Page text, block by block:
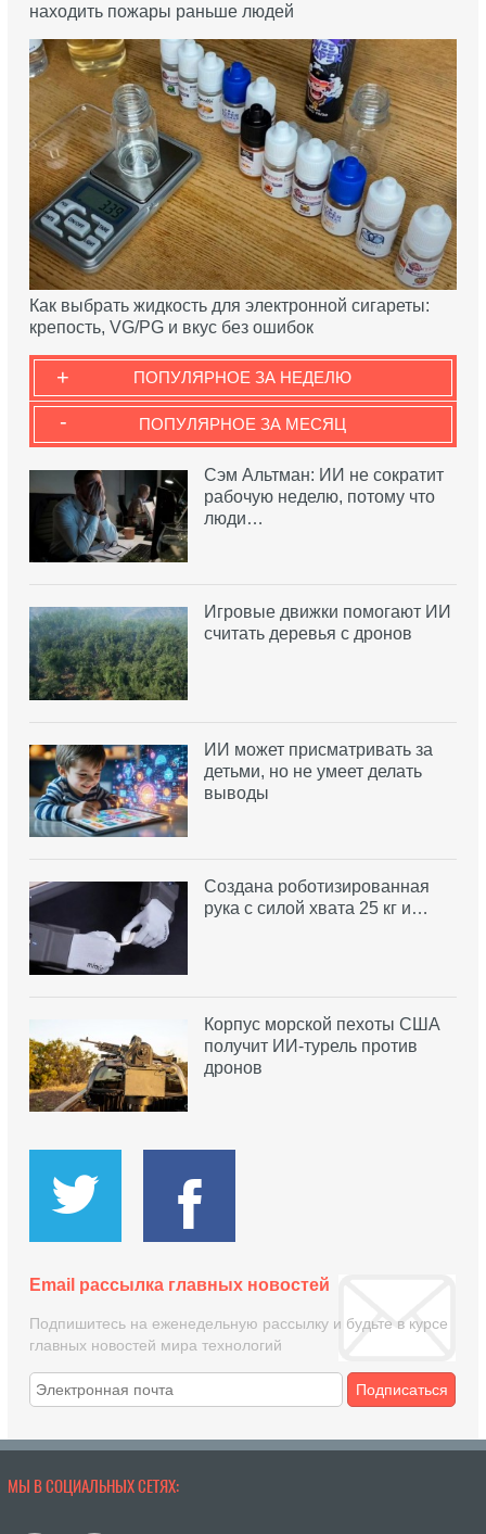
находить пожары раньше людей
Как выбрать жидкость для электронной сигареты:
крепость, VG/PG и вкус без ошибок
ПОПУЛЯРНОЕ ЗА НЕДЕЛЮ
+
ПОПУЛЯРНОЕ ЗА МЕСЯЦ
-
Сэм Альтман: ИИ не сократит
рабочую неделю, потому что
люди…
Игровые движки помогают ИИ
считать деревья с дронов
ИИ может присматривать за
детьми, но не умеет делать
выводы
Создана роботизированная
рука с силой хвата 25 кг и…
Корпус морской пехоты США
получит ИИ-турель против
дронов
Email рассылка главных новостей
Подпишитесь на еженедельную рассылку и будьте в курсе
главных новостей мира технологий
Подписаться
МЫ В СОЦИАЛЬНЫХ СЕТЯХ: